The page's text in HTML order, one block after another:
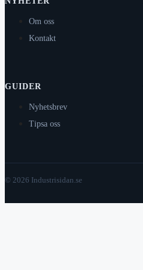
Om oss
Kontakt
GUIDER
Nyhetsbrev
Tipsa oss
© 2026 Industrisidan.se